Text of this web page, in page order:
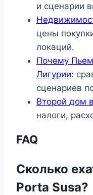
и сценарии
цены
локаций.
Почему
Лигурии:
сценариев
Второй дом
налоги,
FAQ
Сколько
Porta Susa?